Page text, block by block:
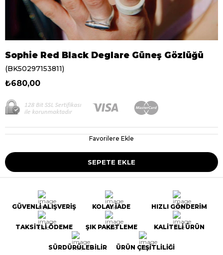
Sophie Red Black Deglare Güneş Gözlüğü
(BK50297153811)
₺680,00
Favorilere Ekle
GÜVENLİ ALIŞVERİŞ KOLAY İADE HIZLI GÖNDERİM
TAKSİTLİ ÖDEME ŞIK PAKETLEME KALİTELİ ÜRÜN
SÜRDÜRÜLEBİLİR ÜRÜN ÇEŞİTLİLİĞİ